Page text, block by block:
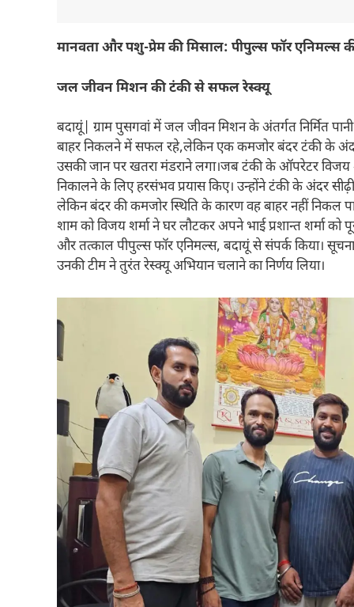
मानवता और पशु-प्रेम की मिसाल: पीपुल्स फॉर एनिमल्स
जल जीवन मिशन की टंकी से सफल रेस्क्यू
बदायूं| ग्राम पुसगवां में जल जीवन मिशन के अंतर्गत निर्मित
बाहर निकलने में सफल रहे,लेकिन एक कमजोर बंदर टंकी के
उसकी जान पर खतरा मंडराने लगा।जब टंकी के ऑपरेटर विजय
निकालने के लिए हरसंभव प्रयास किए। उन्होंने टंकी के अंदर
लेकिन बंदर की कमजोर स्थिति के कारण वह बाहर नहीं निकल
शाम को विजय शर्मा ने घर लौटकर अपने भाई प्रशान्त शर्मा को
और तत्काल पीपुल्स फॉर एनिमल्स, बदायूं से संपर्क किया।
उनकी टीम ने तुरंत रेस्क्यू अभियान चलाने का निर्णय लिया।